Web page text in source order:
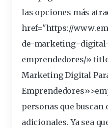
las opciones más
href="https://
de-marketing–digital
emprendedores/»
Marketing Digital
personas que buscan
adicionales. Ya sea